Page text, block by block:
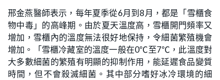
邢金燕醫師表示，每年夏季從6月到8月，都是「雪櫃食
物中毒」的高峰期。由於夏天溫度高，雪櫃開門頻率又
增加，雪櫃內的溫度無法很好地保持，令細菌繁殖機會
增加。「雪櫃冷藏室的溫度一般在0℃至7℃，此溫度對
大多數細菌的繁殖有明顯的抑制作用，能延遲食品變質
時間，但不會殺滅細菌。其中部分嗜好冰冷環境的細